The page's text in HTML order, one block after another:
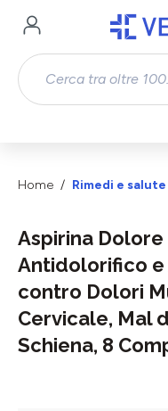
Passa al contenuto
Home Rimedi e salute
Aspirina
Antidolorifico e
contro Dolori
Cervicale, Mal
Schiena, 8